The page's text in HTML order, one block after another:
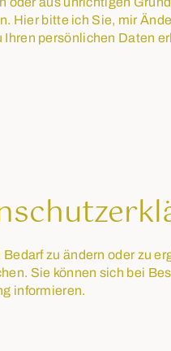
Hier bitte ich Sie, mir
persönlichen Daten
zu ändern oder zu
Sie können sich bei
informieren.